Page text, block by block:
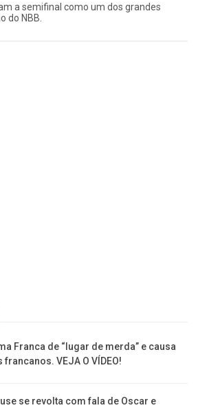
a semifinal como um dos grandes
do NBB.
Franca de “lugar de merda” e causa
VEJA O VÍDEO!
se revolta com fala de Oscar e